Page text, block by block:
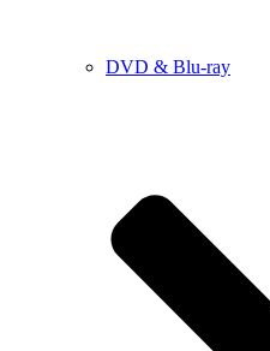
DVD & Blu-ray